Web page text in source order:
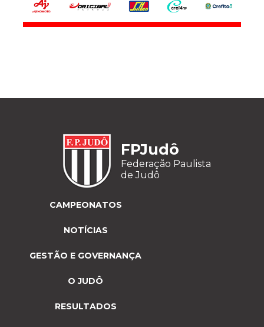
FPJudô
Federação Paulista
de Judô
CAMPEONATOS
NOTÍCIAS
GESTÃO E GOVERNANÇA
O JUDÔ
RESULTADOS